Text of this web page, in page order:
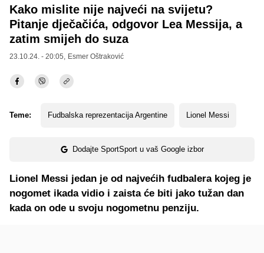
Kako mislite nije najveći na svijetu?
Pitanje dječačića, odgovor Lea Messija, a
zatim smijeh do suza
23.10.24. - 20:05, Esmer Oštraković
Teme: Fudbalska reprezentacija Argentine Lionel Messi
Dodajte SportSport u vaš Google izbor
Lionel Messi jedan je od najvećih fudbalera kojeg je
nogomet ikada vidio i zaista će biti jako tužan dan
kada on ode u svoju nogometnu penziju.